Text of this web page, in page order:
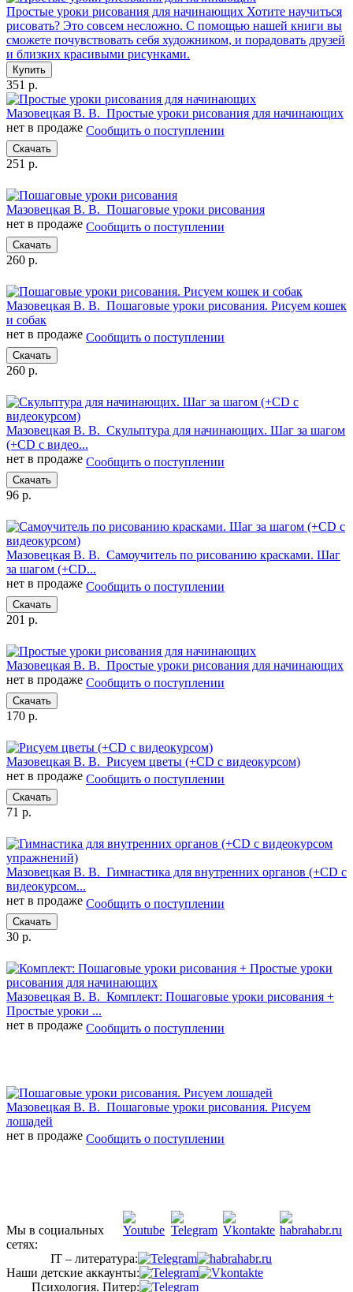
Простые уроки рисования для начинающих Хотите научиться
рисовать? Это совсем несложно. С помощью нашей книги вы
сможете почувствовать себя художником, и порадовать друзей
и близких красивыми рисунками.
Купить
351 р.
Мазовецкая В. В. Простые уроки рисования для начинающих
нет в продаже Сообщить о поступлении
Скачать
251 р.
Мазовецкая В. В. Пошаговые уроки рисования
нет в продаже Сообщить о поступлении
Скачать
260 р.
Мазовецкая В. В. Пошаговые уроки рисования. Рисуем кошек
и собак
нет в продаже Сообщить о поступлении
Скачать
260 р.
Мазовецкая В. В. Скульптура для начинающих. Шаг за шагом
(+CD с видео...
нет в продаже Сообщить о поступлении
Скачать
96 р.
Мазовецкая В. В. Самоучитель по рисованию красками. Шаг
за шагом (+CD...
нет в продаже Сообщить о поступлении
Скачать
201 р.
Мазовецкая В. В. Простые уроки рисования для начинающих
нет в продаже Сообщить о поступлении
Скачать
170 р.
Мазовецкая В. В. Рисуем цветы (+CD с видеокурсом)
нет в продаже Сообщить о поступлении
Скачать
71 р.
Мазовецкая В. В. Гимнастика для внутренних органов (+CD с
видеокурсом...
нет в продаже Сообщить о поступлении
Скачать
30 р.
Мазовецкая В. В. Комплект: Пошаговые уроки рисования +
Простые уроки ...
нет в продаже Сообщить о поступлении
Мазовецкая В. В. Пошаговые уроки рисования. Рисуем
лошадей
нет в продаже Сообщить о поступлении
Мы в социальных
сетях:
IT – литература:
Наши детские аккаунты:
Психология. Питер: